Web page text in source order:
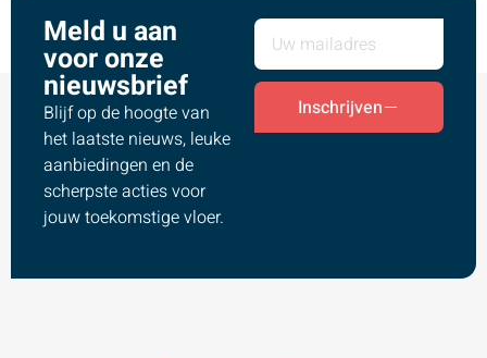
Meld u aan
voor onze
nieuwsbrief
Blijf op de hoogte van
het laatste nieuws, leuke
aanbiedingen en de
scherpste acties voor
jouw toekomstige vloer.
Inschrijven